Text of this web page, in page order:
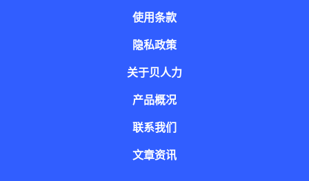
使用条款
隐私政策
关于贝人力
产品概况
联系我们
文章资讯